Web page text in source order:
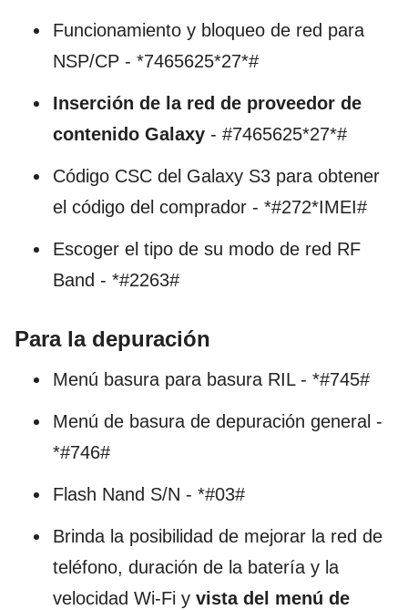
Funcionamiento y bloqueo de red para
NSP/CP - *7465625*27*#
Inserción de la red de proveedor de
contenido Galaxy - #7465625*27*#
Código CSC del Galaxy S3 para obtener
el código del comprador - *#272*IMEI#
Escoger el tipo de su modo de red RF
Band - *#2263#
Para la depuración
Menú basura para basura RIL - *#745#
Menú de basura de depuración general -
*#746#
Flash Nand S/N - *#03#
Brinda la posibilidad de mejorar la red de
teléfono, duración de la batería y la
velocidad Wi-Fi y vista del menú de